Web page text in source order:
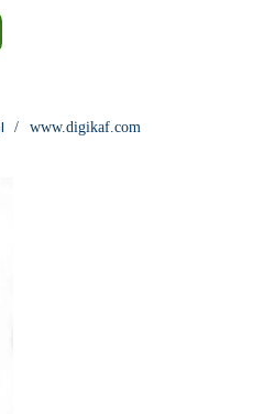
www.digikaf.com